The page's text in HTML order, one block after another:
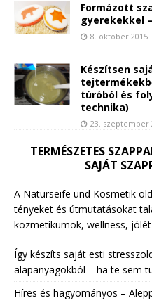
Formázott
gyerekekkel
8. október 2015
Készítsen
túróból és
technika)
23. szeptember
TERMÉSZETES
SAJÁT
A Naturseife und Kosmetik
tényeket és útmutatásokat
kozmetikumok, wellness,
Így készíts saját esti
alapanyagokból – ha te sem
Híres és hagyományos –